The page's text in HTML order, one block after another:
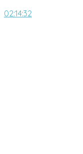
02:14:32